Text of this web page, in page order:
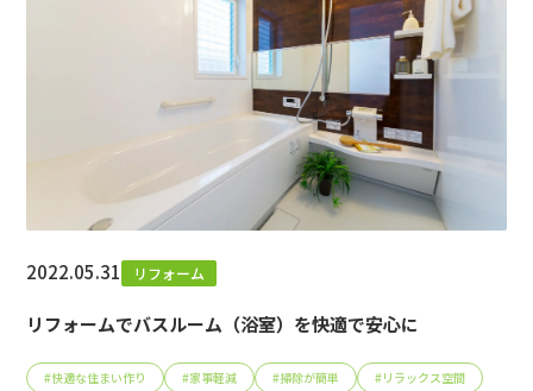
2022.05.31 リフォーム
リフォームでバスルーム（浴室）を快適で安心に
#快適な住まい作り #家事軽減 #掃除が簡単 #リラックス空間